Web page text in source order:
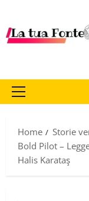
Home
Storie
Bold Pilot –
Halis Karataş